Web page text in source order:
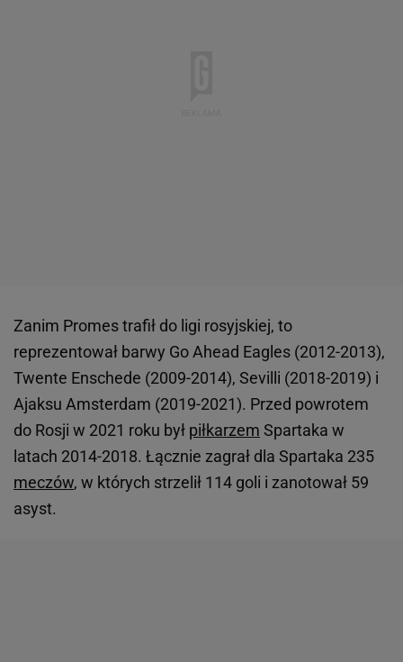
Zanim Promes trafił do ligi rosyjskiej, to
reprezentował barwy Go Ahead Eagles (2012-2013),
Twente Enschede (2009-2014), Sevilli (2018-2019) i
Ajaksu Amsterdam (2019-2021). Przed powrotem
do Rosji w 2021 roku był piłkarzem Spartaka w
latach 2014-2018. Łącznie zagrał dla Spartaka 235
meczów, w których strzelił 114 goli i zanotował 59
asyst.